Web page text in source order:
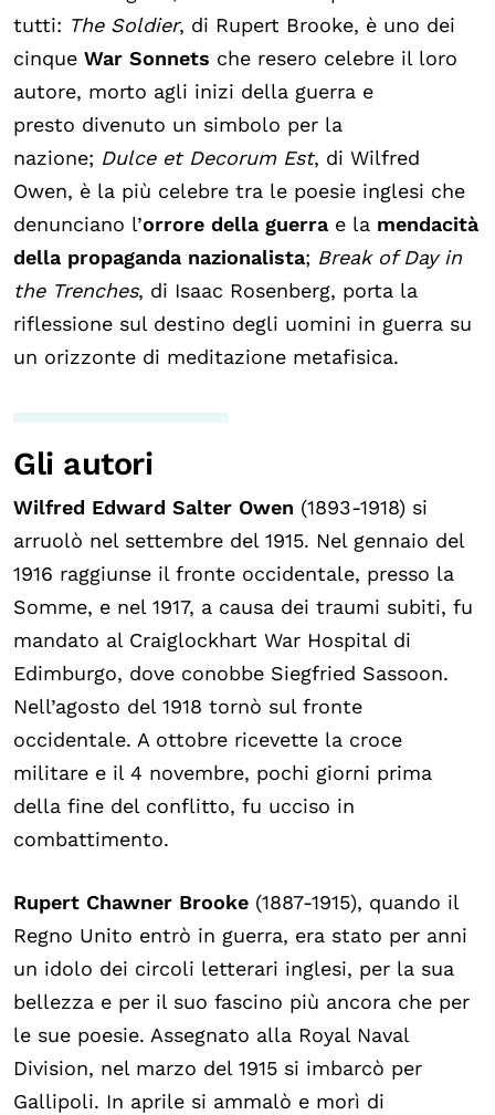
tutti: The Soldier, di Rupert Brooke, è uno dei
cinque War Sonnets che resero celebre il loro
autore, morto agli inizi della guerra e
presto divenuto un simbolo per la
nazione; Dulce et Decorum Est, di Wilfred
Owen, è la più celebre tra le poesie inglesi che
denunciano l’orrore della guerra e la mendacità
della propaganda nazionalista; Break of Day in
the Trenches, di Isaac Rosenberg, porta la
riflessione sul destino degli uomini in guerra su
un orizzonte di meditazione metafisica.
Gli autori
Wilfred Edward Salter Owen (1893-1918) si
arruolò nel settembre del 1915. Nel gennaio del
1916 raggiunse il fronte occidentale, presso la
Somme, e nel 1917, a causa dei traumi subiti, fu
mandato al Craiglockhart War Hospital di
Edimburgo, dove conobbe Siegfried Sassoon.
Nell’agosto del 1918 tornò sul fronte
occidentale. A ottobre ricevette la croce
militare e il 4 novembre, pochi giorni prima
della fine del conflitto, fu ucciso in
combattimento.
Rupert Chawner Brooke (1887-1915), quando il
Regno Unito entrò in guerra, era stato per anni
un idolo dei circoli letterari inglesi, per la sua
bellezza e per il suo fascino più ancora che per
le sue poesie. Assegnato alla Royal Naval
Division, nel marzo del 1915 si imbarcò per
Gallipoli. In aprile si ammalò e morì di